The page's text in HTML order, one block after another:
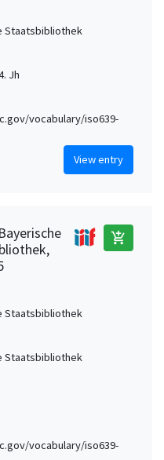
Staatsbibliothek
Jh
vocabulary/iso639-
View entry
add_shopping_cart
Staatsbibliothek
Staatsbibliothek
vocabulary/iso639-